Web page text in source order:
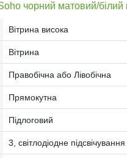
чорний матовий/білий
Вітрина висока
Вітрина
Правобічна або Лівобічна
Прямокутна
Підлоговий
3, світлодіодне